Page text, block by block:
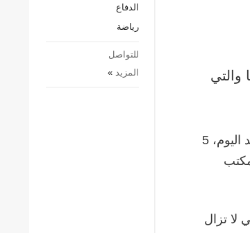
الدفاع
رياضة
للتواصل
المزيد »
والتي
لأول القمة من نوعها الثنائية في التاريخ التي تعقد اليوم، 5
لا تزال